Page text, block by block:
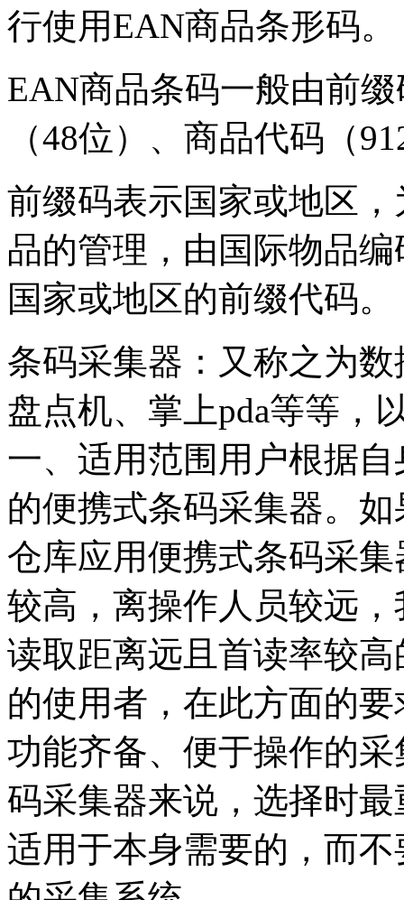
行使用EAN商品条形码。
EAN商品条码一般由前
（48位）、商品代码（
前缀码表示国家或地区
品的管理，由国际物品
国家或地区的前缀代码。
条码采集器：又称之为
盘点机、掌上pda等等，
一、适用范围用户根据
的便携式条码采集器。
仓库应用便携式条码采
较高，离操作人员较远
读取距离远且首读率较
的使用者，在此方面的
功能齐备、便于操作的
码采集器来说，选择时
适用于本身需要的，而